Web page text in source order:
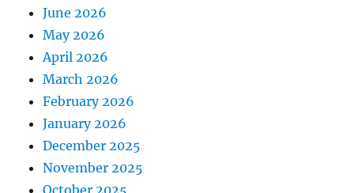
June 2026
May 2026
April 2026
March 2026
February 2026
January 2026
December 2025
November 2025